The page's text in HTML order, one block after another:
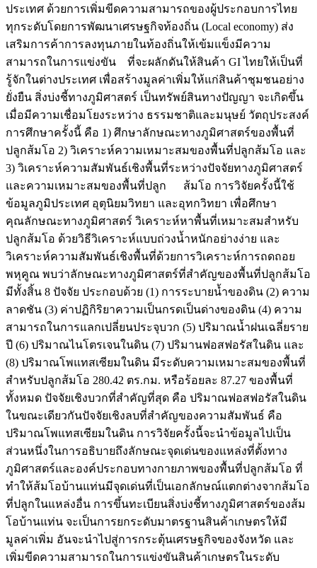
ประเทศ ด้วยการเพิ่มขีดความสามารถของผู้ประกอบการไทย
ทุกระดับโดยการพัฒนาเศรษฐกิจท้องถิ่น (Local economy) ส่ง
เสริมการค้าการลงทุนภายในท้องถิ่นให้เข้มแข็งมีความ
สามารถในการแข่งขัน ที่จะผลักดันให้สินค้า GI ไทยให้เป็นที่
รู้จักในต่างประเทศ เพื่อสร้างมูลค่าเพิ่มให้แก่สินค้าชุมชนอย่าง
ยั่งยืน สิ่งบ่งชี้ทางภูมิศาสตร์ เป็นทรัพย์สินทางปัญญา จะเกิดขึ้น
เมื่อมีความเชื่อมโยงระหว่าง ธรรมชาติและมนุษย์ วัตถุประสงค์
การศึกษาครั้งนี้ คือ 1) ศึกษาลักษณะทางภูมิศาสตร์ของพื้นที่
ปลูกส้มโอ 2) วิเคราะห์ความเหมาะสมของพื้นที่ปลูกส้มโอ และ
3) วิเคราะห์ความสัมพันธ์เชิงพื้นที่ระหว่างปัจจัยทางภูมิศาสตร์
และความเหมาะสมของพื้นที่ปลูก ส้มโอ การวิจัยครั้งนี้ใช้
ข้อมูลภูมิประเทศ อุตุนิยมวิทยา และอุทกวิทยา เพื่อศึกษา
คุณลักษณะทางภูมิศาสตร์ วิเคราะห์หาพื้นที่เหมาะสมสำหรับ
ปลูกส้มโอ ด้วยวิธีวิเคราะห์แบบถ่วงน้ำหนักอย่างง่าย และ
วิเคราะห์ความสัมพันธ์เชิงพื้นที่ด้วยการวิเคราะห์การถดถอย
พหุคูณ พบว่าลักษณะทางภูมิศาสตร์ที่สำคัญของพื้นที่ปลูกส้มโอ
มีทั้งสิ้น 8 ปัจจัย ประกอบด้วย (1) การระบายน้ำของดิน (2) ความ
ลาดชัน (3) ค่าปฏิกิริยาความเป็นกรดเป็นด่างของดิน (4) ความ
สามารถในการแลกเปลี่ยนประจุบวก (5) ปริมาณน้ำฝนเฉลี่ยราย
ปี (6) ปริมาณไนโตรเจนในดิน (7) ปริมานฟอสฟอรัสในดิน และ
(8) ปริมาณโพแทสเซียมในดิน มีระดับความเหมาะสมของพื้นที่
สำหรับปลูกส้มโอ 280.42 ตร.กม. หรือร้อยละ 87.27 ของพื้นที่
ทั้งหมด ปัจจัยเชิงบวกที่สำคัญที่สุด คือ ปริมาณฟอสฟอรัสในดิน
ในขณะเดียวกันปัจจัยเชิงลบที่สำคัญของความสัมพันธ์ คือ
ปริมาณโพแทสเซียมในดิน การวิจัยครั้งนี้จะนำข้อมูลไปเป็น
ส่วนหนึ่งในการอธิบายถึงลักษณะจุดเด่นของแหล่งที่ตั้งทาง
ภูมิศาสตร์และองค์ประกอบทางกายภาพของพื้นที่ปลูกส้มโอ ที่
ทำให้ส้มโอบ้านแท่นมีจุดเด่นที่เป็นเอกลักษณ์แตกต่างจากส้มโอ
ที่ปลูกในแหล่งอื่น การขึ้นทะเบียนสิ่งบ่งชี้ทางภูมิศาสตร์ของส้ม
โอบ้านแท่น จะเป็นการยกระดับมาตรฐานสินค้าเกษตรให้มี
มูลค่าเพิ่ม อันจะนำไปสู่การกระตุ้นเศรษฐกิจของจังหวัด และ
เพิ่มขีดความสามารถในการแข่งขันสินค้าเกษตรในระดับ